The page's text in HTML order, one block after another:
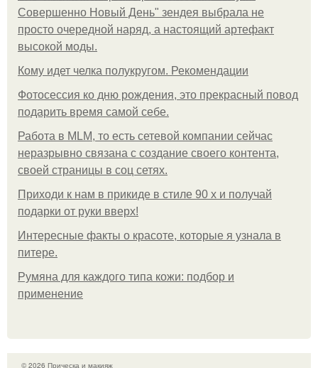
Совершенно Новый День" зендея выбрала не
просто очередной наряд, а настоящий артефакт
высокой моды.
Кому идет челка полукругом. Рекомендации
Фотосессия ко дню рождения, это прекрасный повод
подарить время самой себе.
Работа в MLM, то есть сетевой компании сейчас
неразрывно связана с создание своего контента,
своей страницы в соц сетях.
Приходи к нам в прикиде в стиле 90 х и получай
подарки от руки вверх!
Интересные факты о красоте, которые я узнала в
питере.
Румяна для каждого типа кожи: подбор и
применение
© 2026 Прическа и макияж